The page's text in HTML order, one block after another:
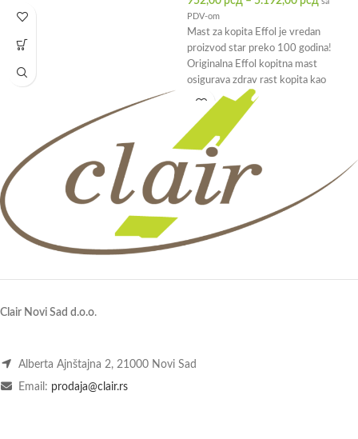
PDV-om
Mast za kopita Effol je vredan
proizvod star preko 100 godina!
Originalna Effol kopitna mast
osigurava zdrav rast kopita kao
Clair Novi Sad d.o.o.
Alberta Ajnštajna 2, 21000 Novi Sad
Email: prodaja@clair.rs